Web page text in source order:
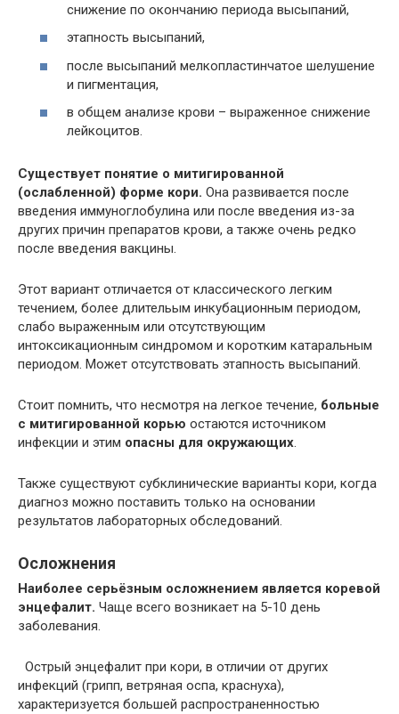
снижение по окончанию периода высыпаний,
этапность высыпаний,
после высыпаний мелкопластинчатое шелушение
и пигментация,
в общем анализе крови – выраженное снижение
лейкоцитов.
Существует понятие о митигированной
(ослабленной) форме кори. Она развивается после
введения иммуноглобулина или после введения из-за
других причин препаратов крови, а также очень редко
после введения вакцины.
Этот вариант отличается от классического легким
течением, более длительым инкубационным периодом,
слабо выраженным или отсутствующим
интоксикационным синдромом и коротким катаральным
периодом. Может отсутствовать этапность высыпаний.
Стоит помнить, что несмотря на легкое течение, больные
с митигированной корью остаются источником
инфекции и этим опасны для окружающих.
Также существуют субклинические варианты кори, когда
диагноз можно поставить только на основании
результатов лабораторных обследований.
Осложнения
Наиболее серьёзным осложнением является коревой
энцефалит. Чаще всего возникает на 5-10 день
заболевания.
Острый энцефалит при кори, в отличии от других
инфекций (грипп, ветряная оспа, краснуха),
характеризуется большей распространенностью